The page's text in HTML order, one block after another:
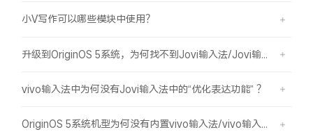
小V写作可以哪些模块中使用？
vivo输入法中为何没有Jovi输入法中的“优化表达功能” ？